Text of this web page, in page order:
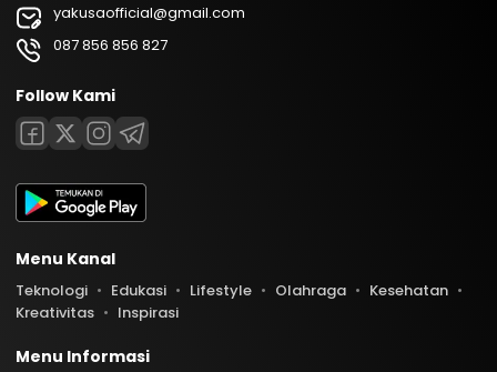
yakusaofficial@gmail.com
087 856 856 827
Follow Kami
Menu Kanal
Teknologi Edukasi Lifestyle Olahraga
Kesehatan
Kreativitas
Inspirasi
Menu Informasi